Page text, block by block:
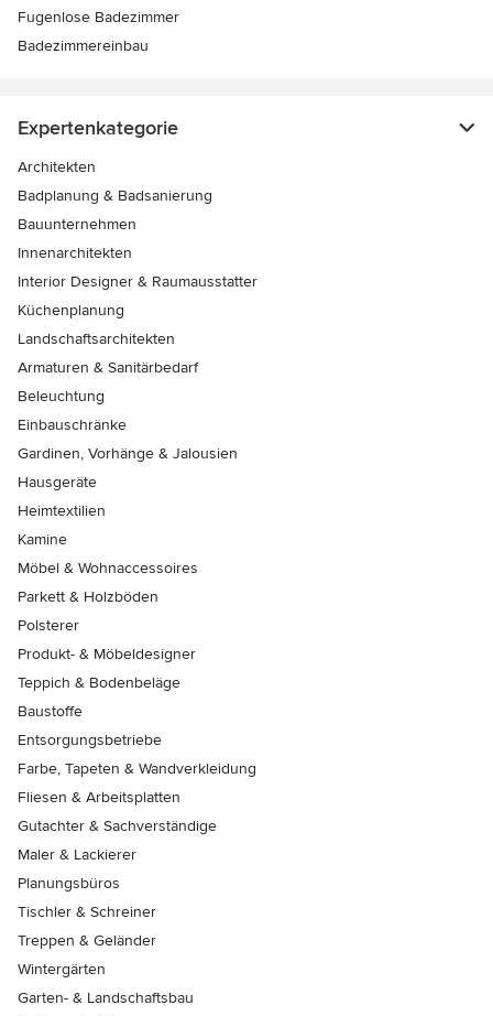
Fugenlose Badezimmer
Badezimmereinbau
Expertenkategorie
Architekten
Badplanung & Badsanierung
Bauunternehmen
Innenarchitekten
Interior Designer & Raumausstatter
Küchenplanung
Landschaftsarchitekten
Armaturen & Sanitärbedarf
Beleuchtung
Einbauschränke
Gardinen, Vorhänge & Jalousien
Hausgeräte
Heimtextilien
Kamine
Möbel & Wohnaccessoires
Parkett & Holzböden
Polsterer
Produkt- & Möbeldesigner
Teppich & Bodenbeläge
Baustoffe
Entsorgungsbetriebe
Farbe, Tapeten & Wandverkleidung
Fliesen & Arbeitsplatten
Gutachter & Sachverständige
Maler & Lackierer
Planungsbüros
Tischler & Schreiner
Treppen & Geländer
Wintergärten
Garten- & Landschaftsbau